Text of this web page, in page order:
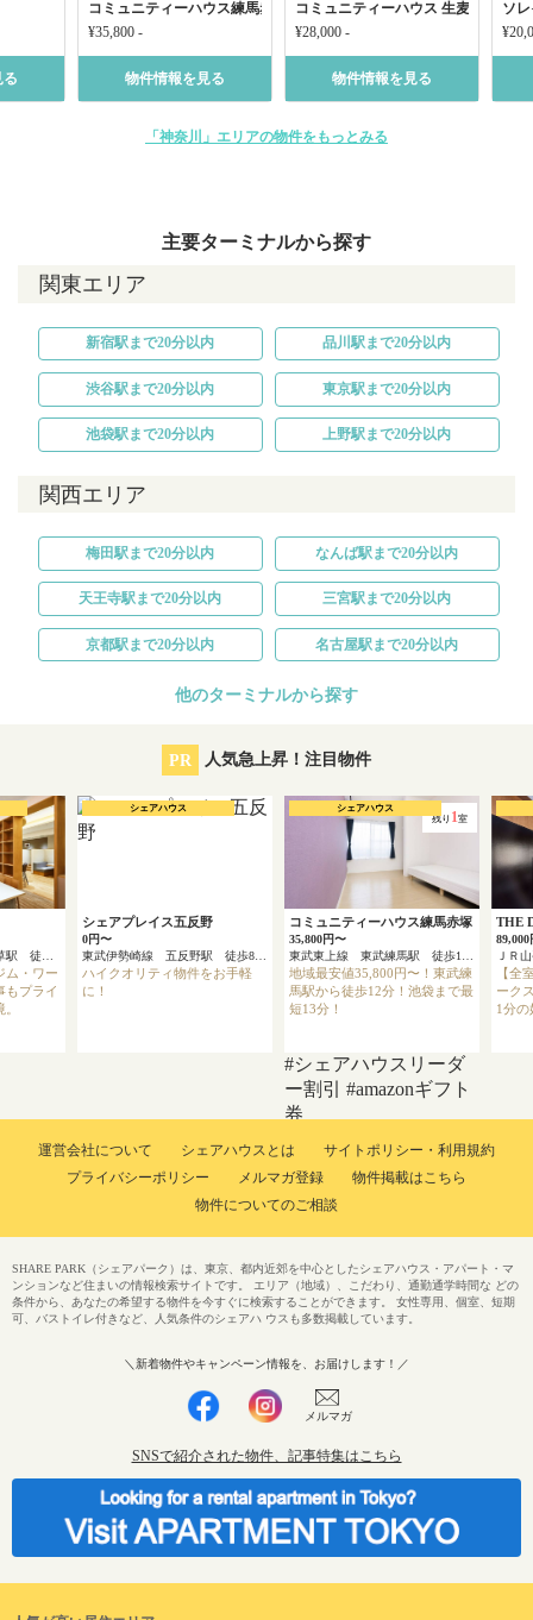
る
コミュニティーハウス練馬赤塚
¥35,800 -
物件情報を見る
コミュニティーハウス 生麦鶴見
¥28,000 -
物件情報を見る
ソ
「神奈川」エリアの物件をもっとみる
主要ターミナルから探す
関東エリア
新宿駅まで20分以内 品川駅まで20分以内
渋谷駅まで20分以内 東京駅まで20分以内
池袋駅まで20分以内 上野駅まで20分以内
関西エリア
梅田駅まで20分以内 なんば駅まで20分以内
天王寺駅まで20分以内 三宮駅まで20分以内
京都駅まで20分以内 名古屋駅まで20分以内
他のターミナルから探す
PR 人気急上昇！注目物件
東京メトロ銀座線 浅草駅 徒歩4分
ム・ワー
もプライ
シェアプレイス五反野
0円〜
東武伊勢崎線 五反野駅 徒歩8分
ハイクオリティ物件をお手軽
に！
シェアハウス
残り 1室
コミュニティーハウス練馬赤塚
35,800円〜
東武東上線 東武練馬駅 徒歩12分
地域最安値35,800円〜！東武練
馬駅から徒歩12分！池袋まで最
短13分！
シェアハウス
#シェアハウスリーダ
ー割引
#amazonギフト
券
THE
89,000
ＪＲ
【全
ーク
1分の
運営会社について シェアハウスとは
サイトポリシー・利用規約
プライバシーポリシー
メルマガ登録
物件掲載はこちら
物件についてのご相談
SHARE PARK（シェアパーク）は、東京、都内近郊を中心としたシェアハウス・アパート・マ
ンションなど住まいの情報検索サイトです。 エリア（地域）、こだわり、通勤通学時間な どの
条件から、あなたの希望する物件を今すぐに検索することができます。 女性専用、個室、短期
可、バストイレ付きなど、人気条件のシェアハ ウスも多数掲載しています。
＼新着物件やキャンペーン情報を、お届けします！／
メルマガ
SNSで紹介された物件、記事特集はこちら